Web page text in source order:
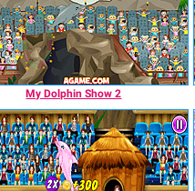
My Dolphin Show 2